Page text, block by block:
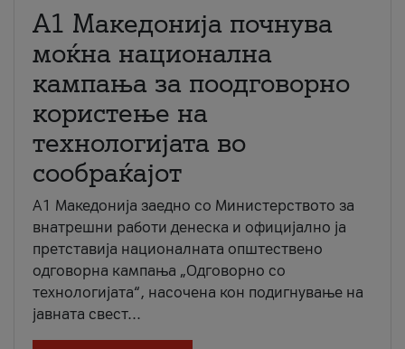
A1 Македонија почнува
моќна национална
кампања за поодговорно
користење на
технологијата во
сообраќајот
A1 Македонија заедно со Министерството за
внатрешни работи денеска и официјално ја
претставија националната општествено
одговорна кампања „Одговорно со
технологијата“, насочена кон подигнување на
јавната свест...